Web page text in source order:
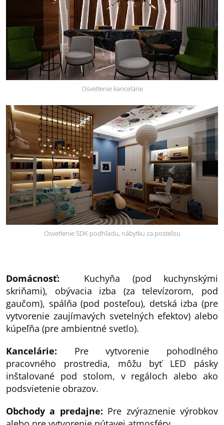
Osvetlenie kancelárie
Osvetlenie SDK podhľadu, nábytku za posteľou
Domácnosť:
Kuchyňa (pod kuchynskými
skriňami), obývacia izba (za televízorom, pod
gaučom), spálňa (pod posteľou), detská izba (pre
vytvorenie zaujímavých svetelných efektov) alebo
kúpeľňa (pre ambientné svetlo).
Kancelárie: Pre vytvorenie pohodlného
pracovného prostredia, môžu byť LED pásky
inštalované pod stolom, v regáloch alebo ako
podsvietenie obrazov.
Obchody a predajne: Pre zvýraznenie výrobkov